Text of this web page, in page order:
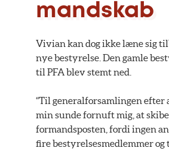
mandskab
Vivian kan dog ikke læne sig
nye bestyrelse. Den gamle
til PFA blev stemt ned.
“Til generalforsamlingen efter
min sunde fornuft mig, at
formandsposten, fordi ingen
fire bestyrelsesmedlemmer og